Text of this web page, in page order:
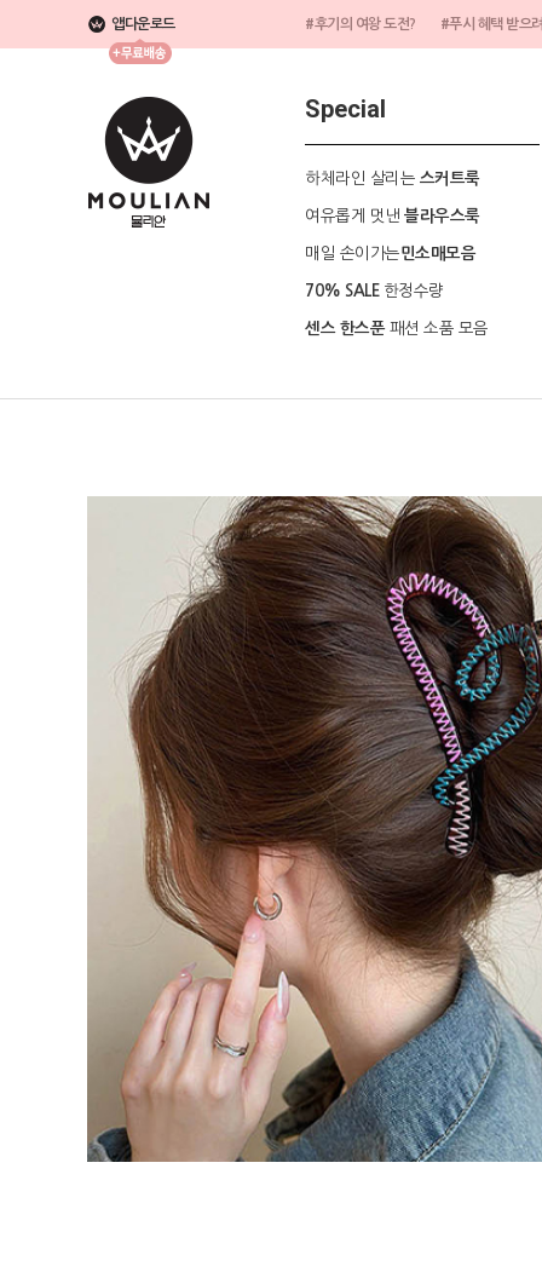
앱다운로드 #후기의 여왕 도전? #푸시 혜택 받으
Special
하체라인 살리는 스커트룩
여유롭게 멋낸 블라우스룩
매일 손이가는민소매모음
70% SALE 한정수량
센스 한스푼패션 소품 모음